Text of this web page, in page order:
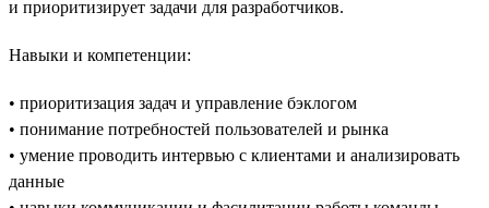
и приоритизирует задачи для разработчиков.
Навыки и компетенции:
• приоритизация задач и управление бэклогом
• понимание потребностей пользователей и рынка
• умение проводить интервью с клиентами и анализировать
данные